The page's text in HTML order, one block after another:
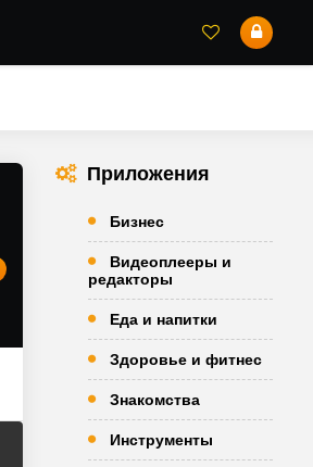
Приложения
Бизнес
Видеоплееры и
редакторы
Еда и напитки
Здоровье и фитнес
Знакомства
Инструменты